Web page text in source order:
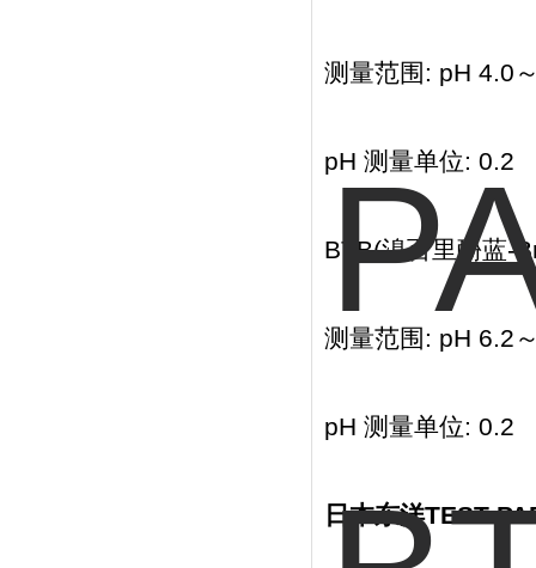
测量范围: pH 4.0
pH 测量单位: 0.2
BTB(溴百里酚蓝-
测量范围: pH 6.2
pH 测量单位: 0.2
日本东洋TEST